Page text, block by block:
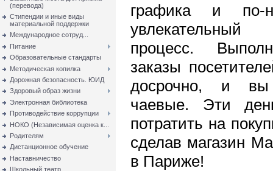
(перевода)
Стипендии и иные виды
материальной поддержки
Международное сотруд...
Питание
Образовательные стандарты
Методическая копилка
Дорожная безопасность. ЮИД
Здоровый образ жизни
Электронная библиотека
Противодействие коррупции
НОКО (Независимая оценка к...
Родителям
Дистанционное обучение
Наставничество
Школьный театр
графика и по-
процесс.
заказы
досрочно, и вы
чаевые. Эти
потратить на
сделав магазин
в Париже!